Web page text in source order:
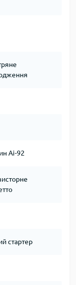
Аі-92
стартер